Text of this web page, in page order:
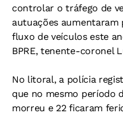
controlar o tráfego de
autuações
fluxo de veículos este
BPRE, tenente-coronel
No litoral, a polícia
que no mesmo período
morreu e 22 ficaram